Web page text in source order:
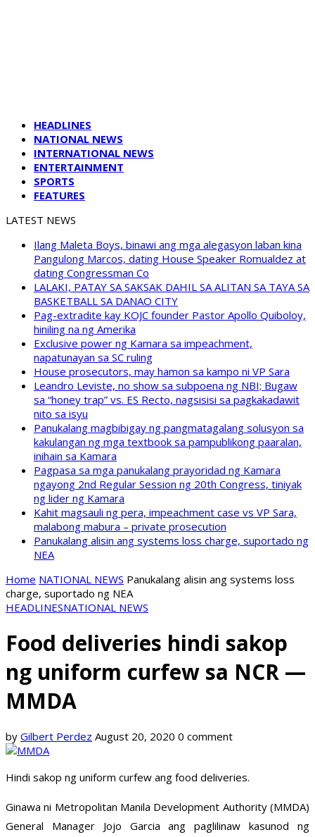
HEADLINES
NATIONAL NEWS
INTERNATIONAL NEWS
ENTERTAINMENT
SPORTS
FEATURES
LATEST NEWS
Ilang Maleta Boys, binawi ang mga alegasyon laban kina
Pangulong Marcos, dating House Speaker Romualdez at
dating Congressman Co
LALAKI, PATAY SA SAKSAK DAHIL SA ALITAN SA TAYA SA
BASKETBALL SA DANAO CITY
Pag-extradite kay KOJC founder Pastor Apollo Quiboloy,
hiniling na ng Amerika
Exclusive power ng Kamara sa impeachment,
napatunayan sa SC ruling
House prosecutors, may hamon sa kampo ni VP Sara
Leandro Leviste, no show sa subpoena ng NBI; Bugaw
sa “honey trap” vs. ES Recto, nagsisisi sa pagkakadawit
nito sa isyu
Panukalang magbibigay ng pangmatagalang solusyon sa
kakulangan ng mga textbook sa pampublikong paaralan,
inihain sa Kamara
Pagpasa sa mga panukalang prayoridad ng Kamara
ngayong 2nd Regular Session ng 20th Congress, tiniyak
ng lider ng Kamara
Kahit magsauli ng pera, impeachment case vs VP Sara,
malabong mabura – private prosecution
Panukalang alisin ang systems loss charge, suportado ng
NEA
Home NATIONAL NEWS Panukalang alisin ang systems loss
charge, suportado ng NEA
HEADLINESNATIONAL NEWS
Food deliveries hindi sakop
ng uniform curfew sa NCR —
MMDA
by Gilbert Perdez August 20, 2020 0 comment
Hindi sakop ng uniform curfew ang food deliveries.
Ginawa ni Metropolitan Manila Development Authority (MMDA)
General Manager Jojo Garcia ang paglilinaw kasunod ng